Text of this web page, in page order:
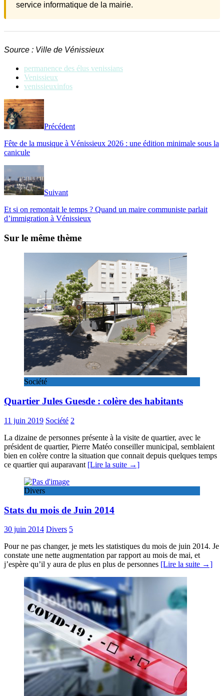
service informatique de la mairie.
Source : Ville de Vénissieux
permanence des élus venissians
Venissieux
venissieuxinfos
Précédent
Fête de la musique à Vénissieux 2026 : une édition minimale sous la
canicule
Suivant
Et si on remontait le temps ? Quand un maire communiste parlait
d’immigration à Vénissieux
Sur le même thème
Société
Quartier Jules Guesde : colère des habitants
11 juin 2019 Société 2
La dizaine de personnes présente à la visite de quartier, avec le
président de quartier, Pierre Matéo conseiller municipal, semblaient
bien en colère contre la situation que connait depuis quelques temps
ce quartier qui auparavant [Lire la suite →]
Divers
Stats du mois de Juin 2014
30 juin 2014 Divers 5
Pour ne pas changer, je mets les statistiques du mois de juin 2014. Je
constate une nette augmentation par rapport au mois de mai, et
j’espère qu’il y aura de plus en plus de personnes [Lire la suite →]